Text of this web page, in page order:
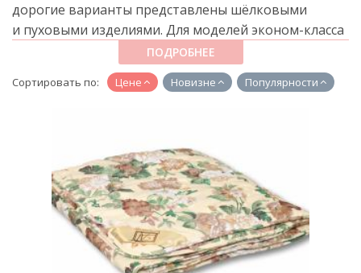
дорогие варианты представлены шёлковыми
и пуховыми изделиями. Для моделей эконом-класса
используются овечья шерсть, бамбуковое
и полиэфирное волокно.
на сайте или по телефону8 (800) 707-08-77.
ПОДРОБНЕЕ
Сортировать по: Цене Новизне Популярности